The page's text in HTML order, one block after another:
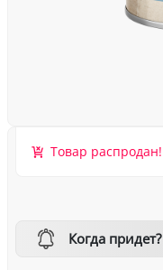
Товар распродан!
Когда придет?